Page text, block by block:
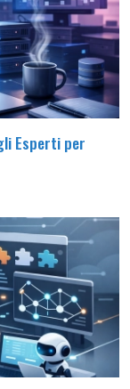
Esperti per